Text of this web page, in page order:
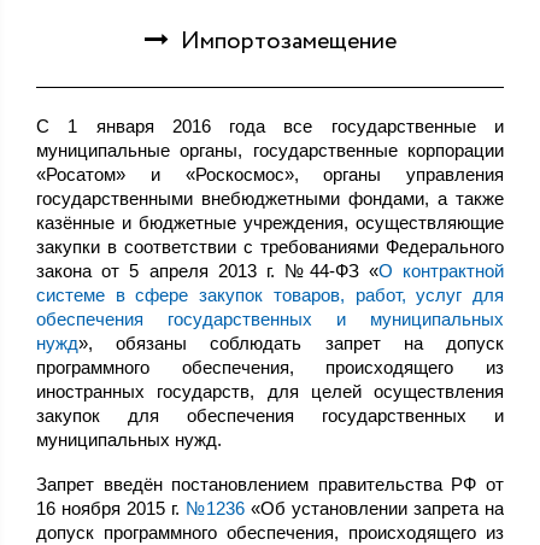
Импортозамещение
С 1 января 2016 года все государственные и
муниципальные органы, государственные корпорации
«Росатом» и «Роскосмос», органы управления
государственными внебюджетными фондами, а также
казённые и бюджетные учреждения, осуществляющие
закупки в соответствии с требованиями Федерального
закона от 5 апреля 2013 г. №44-ФЗ «О контрактной
системе в сфере закупок товаров, работ, услуг для
обеспечения государственных и муниципальных
нужд», обязаны соблюдать запрет на допуск
программного обеспечения, происходящего из
иностранных государств, для целей осуществления
закупок для обеспечения государственных и
муниципальных нужд.
Запрет введён постановлением правительства РФ от
16 ноября 2015 г. №1236 «Об установлении запрета на
допуск программного обеспечения, происходящего из